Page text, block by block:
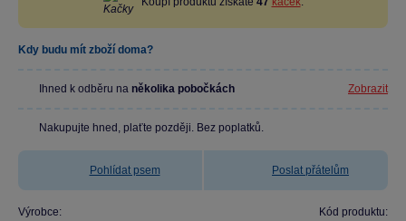
Kdy budu mít zboží doma?
Ihned k odběru na několika pobočkách Zobrazit
Nakupujte hned, plaťte později. Bez poplatků.
Pohlídat psem Poslat přátelům
Výrobce:
Kód produktu: